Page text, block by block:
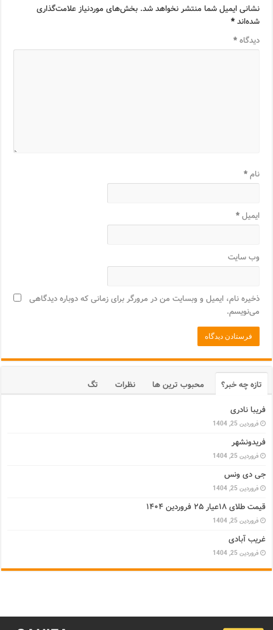
نشانی ایمیل شما منتشر نخواهد شد. بخش‌های موردنیاز علامت‌گذاری
شده‌اند*
دیدگاه*
نام*
ایمیل*
وب‌ سایت
ذخیره نام، ایمیل و وبسایت من در مرورگر برای زمانی که دوباره دیدگاهی
می‌نویسم.
تازه چه خبر؟ محبوب ترین ها نظرات
تگ
فریبا نادری
فروردین 25, 1404
فریدونشهر
فروردین 25, 1404
جی دی ونس
فروردین 25, 1404
قیمت طلای ۱۸عیار ۲۵ فروردین ۱۴۰۴
فروردین 25, 1404
غریب آبادی
فروردین 25, 1404